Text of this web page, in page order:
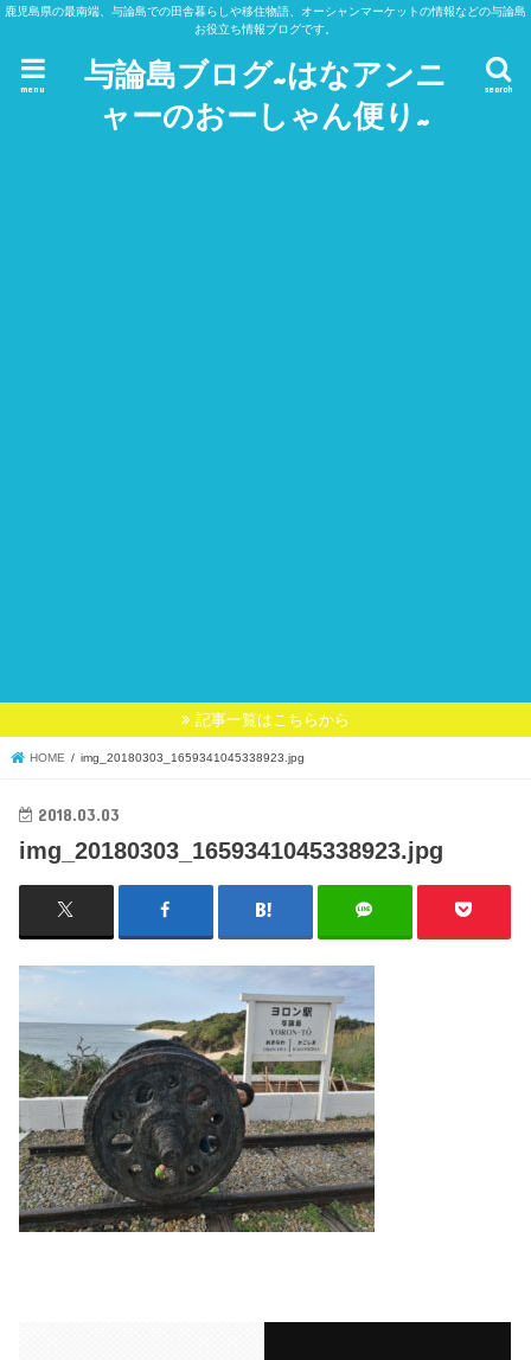
鹿児島県の最南端、与論島での田舎暮らしや移住物語、オーシャンマーケットの情報などの与論島
お役立ち情報ブログです。
与論島ブログ~はなアンニ
ャーのおーしゃん便り~
search
menu
記事一覧はこちらから
HOME img_20180303_1659341045338923.jpg
2018.03.03
img_20180303_1659341045338923.jpg